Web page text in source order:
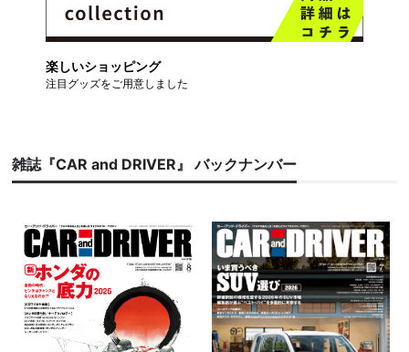
楽しいショッピング
注目グッズをご用意しました
雑誌『CAR and DRIVER』 バックナンバー